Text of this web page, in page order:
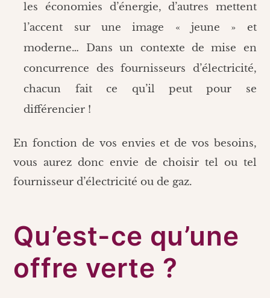
les économies d’énergie, d’autres mettent
l’accent sur une image « jeune » et
moderne… Dans un contexte de mise en
concurrence des fournisseurs d’électricité,
chacun fait ce qu’il peut pour se
différencier !
En fonction de vos envies et de vos besoins,
vous aurez donc envie de choisir tel ou tel
fournisseur d’électricité ou de gaz.
Qu’est-ce qu’une
offre verte ?